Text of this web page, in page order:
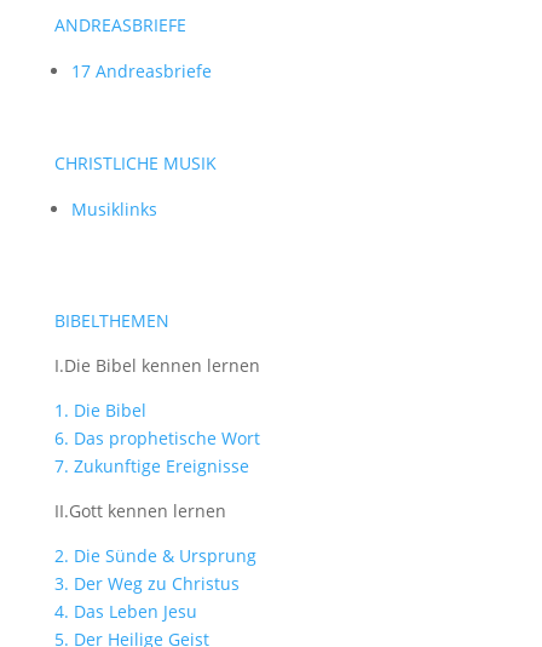
ANDREASBRIEFE
17 Andreasbriefe
CHRISTLICHE MUSIK
Musiklinks
BIBELTHEMEN
I.Die Bibel kennen lernen
1. Die Bibel
6. Das prophetische Wort
7. Zukunftige Ereignisse
II.Gott kennen lernen
2. Die Sünde & Ursprung
3. Der Weg zu Christus
4. Das Leben Jesu
5. Der Heilige Geist